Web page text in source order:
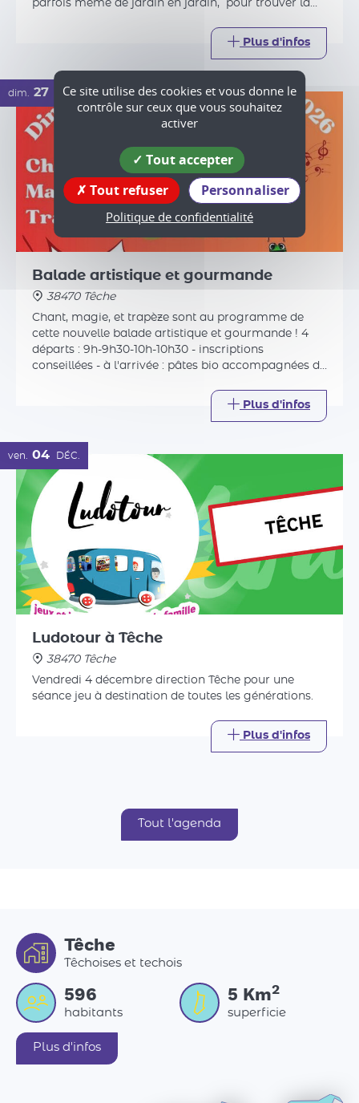
Balade artistique et gourmande
38470 Têche
Chant, magie, et trapèze sont au programme de
cette nouvelle balade artistique et gourmande ! 4
départs : 9h-9h30-10h-10h30 - inscriptions
conseillées - à l'arrivée : pâtes bio accompagnées de
produits locaux (pain, fromage, fruit)
04 DÉC.
Ludotour à Têche
38470 Têche
Vendredi 4 décembre direction Têche pour une
séance jeu à destination de toutes les générations.
Tout l'agenda
Têchoises et techois
Ce site utilise des cookies et vous donne le
contrôle sur ceux que vous souhaitez
activer
Tout accepter
Tout refuser
Personnaliser
Politique de confidentialité